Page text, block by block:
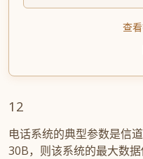
查
12
电话系统的典型参数是信
30B，则该系统的最大数据